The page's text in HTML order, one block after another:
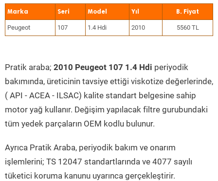
Marka Seri Model Yıl
Peugeot 107 1.4 Hdi 2010 5560 TL
Pratik araba; 2010 Peugeot 107 1.4 Hdi periyodik
bakımında, üreticinin tavsiye ettiği viskotize değerlerinde,
( API - ACEA - ILSAC) kalite standart belgesine sahip
motor yağ kullanır. Değişim yapılacak filtre gurubundaki
tüm yedek parçaların OEM kodlu bulunur.
Ayrıca Pratik Araba, periyodik bakım ve onarım
işlemlerini; TS 12047 standartlarında ve 4077 sayılı
tüketici koruma kanunu uyarınca gerçekleştirir.